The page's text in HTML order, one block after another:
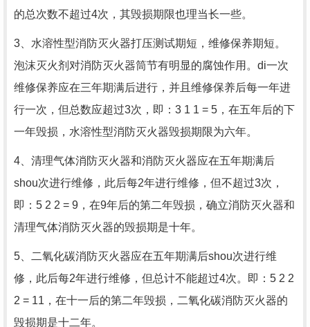
的总次数不超过4次，其毁损期限也理当长一些。
3、水溶性型消防灭火器打压测试期短，维修保养期短。
泡沫灭火剂对消防灭火器筒节有明显的腐蚀作用。di一次
维修保养应在三年期满后进行，并且维修保养后每一年进
行一次，但总数应超过3次，即：3 1 1 = 5，在五年后的下
一年毁损，水溶性型消防灭火器毁损期限为六年。
4、清理气体消防灭火器和消防灭火器应在五年期满后
shou次进行维修，此后每2年进行维修，但不超过3次，
即：5 2 2 = 9，在9年后的第二年毁损，确立消防灭火器和
清理气体消防灭火器的毁损期是十年。
5、二氧化碳消防灭火器应在五年期满后shou次进行维
修，此后每2年进行维修，但总计不能超过4次。即：5 2 2
2 = 11，在十一后的第二年毁损，二氧化碳消防灭火器的
毁损期是十二年。